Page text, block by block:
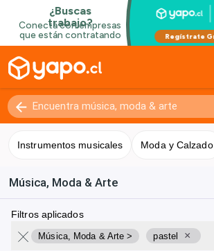
Instrumentos musicales Moda y Calzado
Música, Moda & Arte
Filtros aplicados
Música, Moda & Arte > pastel ×